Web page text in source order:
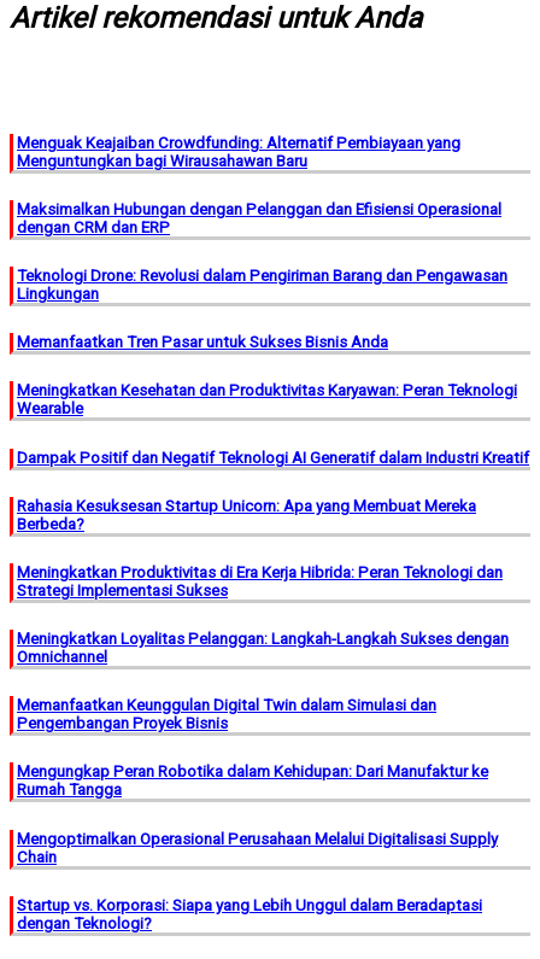
Artikel rekomendasi untuk Anda
Menguak Keajaiban Crowdfunding: Alternatif Pembiayaan yang
Menguntungkan bagi Wirausahawan Baru
Maksimalkan Hubungan dengan Pelanggan dan Efisiensi Operasional
dengan CRM dan ERP
Teknologi Drone: Revolusi dalam Pengiriman Barang dan Pengawasan
Lingkungan
Memanfaatkan Tren Pasar untuk Sukses Bisnis Anda
Meningkatkan Kesehatan dan Produktivitas Karyawan: Peran Teknologi
Wearable
Dampak Positif dan Negatif Teknologi AI Generatif dalam Industri Kreatif
Rahasia Kesuksesan Startup Unicorn: Apa yang Membuat Mereka
Berbeda?
Meningkatkan Produktivitas di Era Kerja Hibrida: Peran Teknologi dan
Strategi Implementasi Sukses
Meningkatkan Loyalitas Pelanggan: Langkah-Langkah Sukses dengan
Omnichannel
Memanfaatkan Keunggulan Digital Twin dalam Simulasi dan
Pengembangan Proyek Bisnis
Mengungkap Peran Robotika dalam Kehidupan: Dari Manufaktur ke
Rumah Tangga
Mengoptimalkan Operasional Perusahaan Melalui Digitalisasi Supply
Chain
Startup vs. Korporasi: Siapa yang Lebih Unggul dalam Beradaptasi
dengan Teknologi?